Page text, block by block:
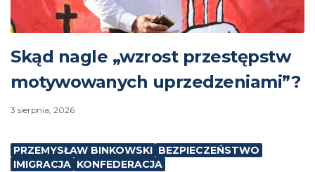
Skąd nagle „wzrost przestępstw
motywowanych uprzedzeniami”?
3 sierpnia, 2026
PRZEMYSŁAW BINKOWSKI BEZPIECZEŃSTWO
IMIGRACJA KONFEDERACJA